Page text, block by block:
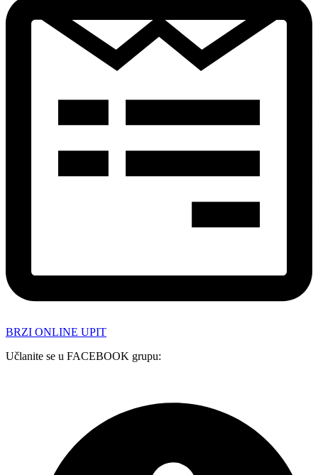
BRZI ONLINE UPIT
Učlanite se u FACEBOOK grupu: